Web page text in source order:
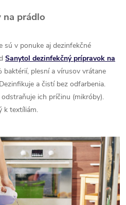
prádlo
sú v ponuke aj dezinfekčné
Sanytol dezinfekčný prípravok na
baktérií, plesní a vírusov vrátane
a čistí bez odfarbenia.
ich príčinu (mikróby).
k textíliám.